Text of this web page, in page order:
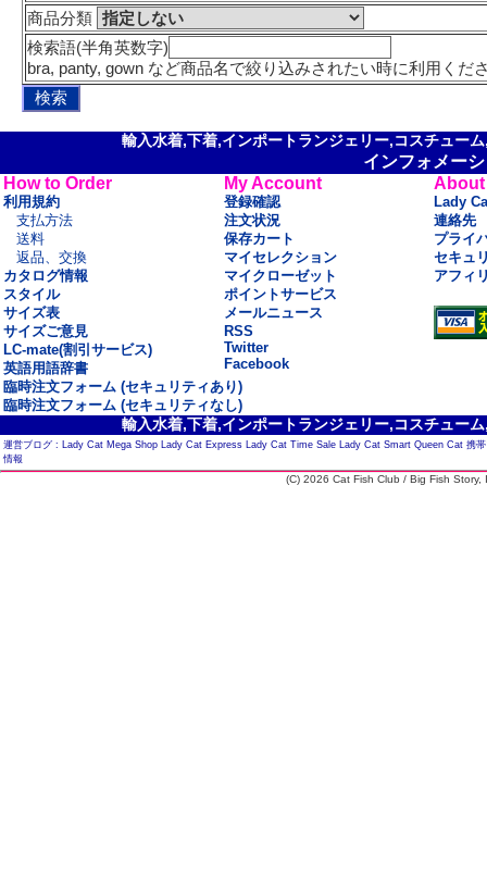
商品分類
検索語(半角英数字)
bra, panty, gown など商品名で絞り込みされたい時に利用くだ
輸入水着,下着,インポートランジェリー,コスチュー
インフォメー
How to Order
利用規約
支払方法
送料
返品、交換
カタログ情報
スタイル
サイズ表
サイズご意見
LC-mate(割引サービス)
英語用語辞書
My Account
登録確認
注文状況
保存カート
マイセレクション
マイクローゼット
ポイントサービス
メールニュース
RSS
Twitter
Facebook
About
Lady
連絡先
プライ
セキュ
アフィ
臨時注文フォーム (セキュリティあり)
臨時注文フォーム (セキュリティなし)
輸入水着,下着,インポートランジェリー,コスチュー
運営ブログ : Lady Cat Mega Shop Lady Cat Express Lady Cat Time Sale Lady Cat Smart Queen Cat 携
情報
(C) 2026 Cat Fish Club / Big Fish Story,